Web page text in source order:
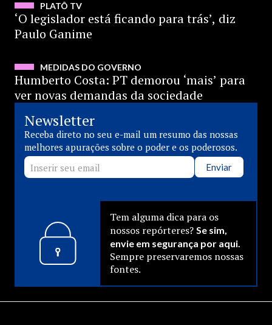
PLATÔ TV
‘O legislador está ficando para trás’, diz
Paulo Ganime
MEDIDAS DO GOVERNO
Humberto Costa: PT demorou ‘mais’ para
ver novas demandas da sociedade
Newsletter
Receba direto no seu e-mail um resumo das nossas
melhores apurações sobre o poder e os poderosos.
Enviar
Tem alguma dica para os
nossos repórteres? Se sim,
envie em segurança por aqui.
Sempre preservaremos nossas
fontes.